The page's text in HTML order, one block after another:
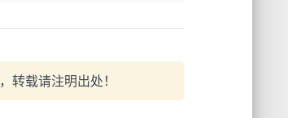
，转载请注明出处！